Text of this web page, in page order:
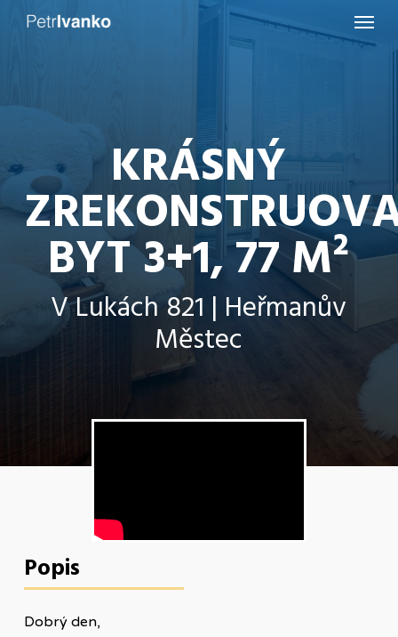
Skip
Menu
KRÁSNÝ
BYT 3+1, 77 M²
V Lukách 821 | Heřmanův
Městec
Popis
Dobrý den,